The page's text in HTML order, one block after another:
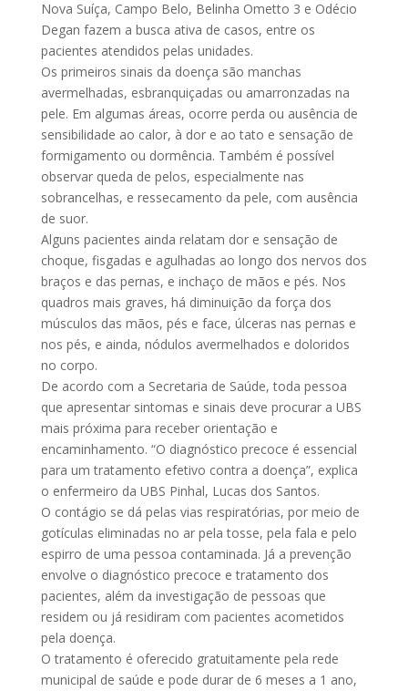
Nova Suíça, Campo Belo, Belinha Ometto 3 e Odécio
Degan fazem a busca ativa de casos, entre os
pacientes atendidos pelas unidades.
Os primeiros sinais da doença são manchas
avermelhadas, esbranquiçadas ou amarronzadas na
pele. Em algumas áreas, ocorre perda ou ausência de
sensibilidade ao calor, à dor e ao tato e sensação de
formigamento ou dormência. Também é possível
observar queda de pelos, especialmente nas
sobrancelhas, e ressecamento da pele, com ausência
de suor.
Alguns pacientes ainda relatam dor e sensação de
choque, fisgadas e agulhadas ao longo dos nervos dos
braços e das pernas, e inchaço de mãos e pés. Nos
quadros mais graves, há diminuição da força dos
músculos das mãos, pés e face, úlceras nas pernas e
nos pés, e ainda, nódulos avermelhados e doloridos
no corpo.
De acordo com a Secretaria de Saúde, toda pessoa
que apresentar sintomas e sinais deve procurar a UBS
mais próxima para receber orientação e
encaminhamento. “O diagnóstico precoce é essencial
para um tratamento efetivo contra a doença”, explica
o enfermeiro da UBS Pinhal, Lucas dos Santos.
O contágio se dá pelas vias respiratórias, por meio de
gotículas eliminadas no ar pela tosse, pela fala e pelo
espirro de uma pessoa contaminada. Já a prevenção
envolve o diagnóstico precoce e tratamento dos
pacientes, além da investigação de pessoas que
residem ou já residiram com pacientes acometidos
pela doença.
O tratamento é oferecido gratuitamente pela rede
municipal de saúde e pode durar de 6 meses a 1 ano,